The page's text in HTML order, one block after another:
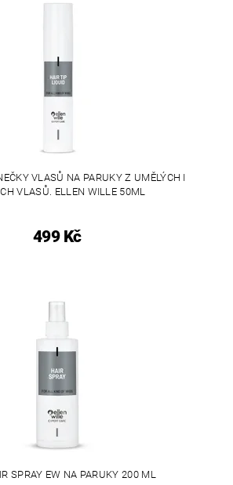
VLASŮ NA PARUKY Z UMĚLÝCH I
VLASŮ. ELLEN WILLE 50ML
499 Kč
SPRAY EW NA PARUKY 200 ML